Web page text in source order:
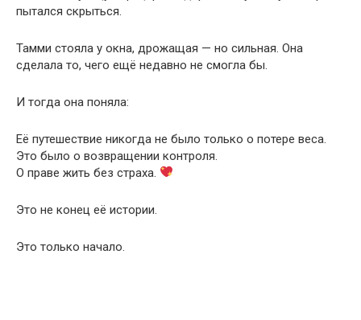
пытался скрыться.
Тамми стояла у окна, дрожащая — но сильная. Она
сделала то, чего ещё недавно не смогла бы.
И тогда она поняла:
Её путешествие никогда не было только о потере веса.
Это было о возвращении контроля.
О праве жить без страха.
Это не конец её истории.
Это только начало.